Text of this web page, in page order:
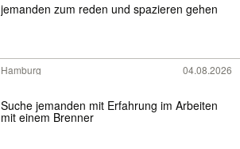
jemanden zum reden und spazieren gehen
Hamburg 04.08.2026
Suche jemanden mit Erfahrung im Arbeiten
mit einem Brenner